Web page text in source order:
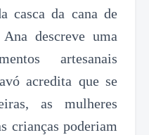
casca da cana de
descreve uma
artesanais
acredita que se
as mulheres
crianças poderiam